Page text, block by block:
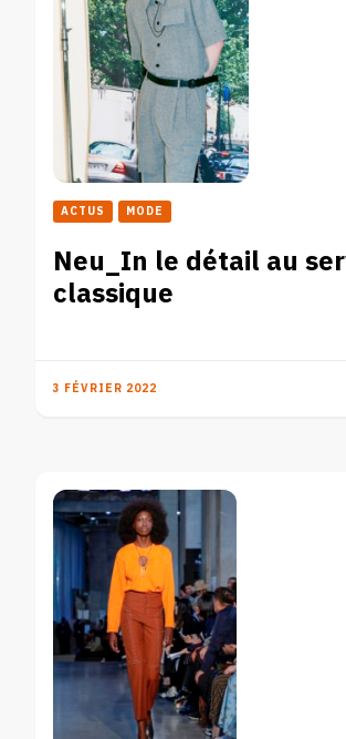
ACTUS MODE
Neu_In le détail au
classique
3 FÉVRIER 2022